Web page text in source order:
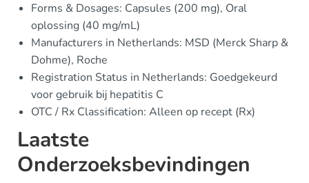
Forms & Dosages: Capsules (200 mg), Oral
oplossing (40 mg/mL)
Manufacturers in Netherlands: MSD (Merck Sharp &
Dohme), Roche
Registration Status in Netherlands: Goedgekeurd
voor gebruik bij hepatitis C
OTC / Rx Classification: Alleen op recept (Rx)
Laatste
Onderzoeksbevindingen